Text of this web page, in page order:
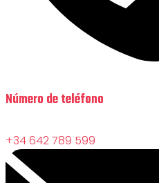
Número de teléfono
+34 642 789 599